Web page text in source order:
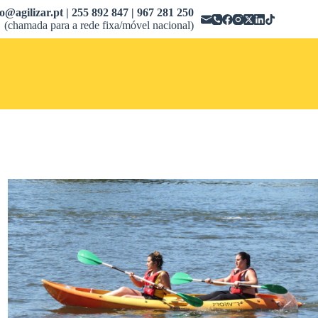
| 255 892 847 | 967 281 250
(chamada para a rede fixa/móvel nacional)